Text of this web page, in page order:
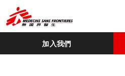
加入我們